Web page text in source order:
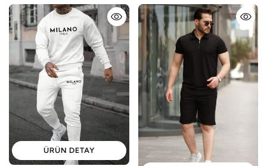
Üst Ve La
ÜRÜN DETAY